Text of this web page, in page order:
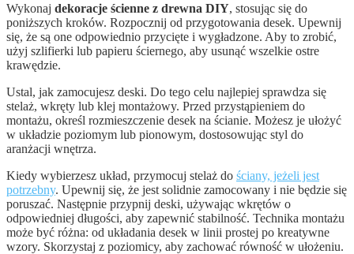
Wykonaj dekoracje ścienne z drewna DIY, stosując się do
poniższych kroków. Rozpocznij od przygotowania desek. Upewnij
się, że są one odpowiednio przycięte i wygładzone. Aby to zrobić,
użyj szlifierki lub papieru ściernego, aby usunąć wszelkie ostre
krawędzie.
Ustal, jak zamocujesz deski. Do tego celu najlepiej sprawdza się
stelaż, wkręty lub klej montażowy. Przed przystąpieniem do
montażu, określ rozmieszczenie desek na ścianie. Możesz je ułożyć
w układzie poziomym lub pionowym, dostosowując styl do
aranżacji wnętrza.
Kiedy wybierzesz układ, przymocuj stelaż do ściany, jeżeli jest
potrzebny. Upewnij się, że jest solidnie zamocowany i nie będzie się
poruszać. Następnie przypnij deski, używając wkrętów o
odpowiedniej długości, aby zapewnić stabilność. Technika montażu
może być różna: od układania desek w linii prostej po kreatywne
wzory. Skorzystaj z poziomicy, aby zachować równość w ułożeniu.